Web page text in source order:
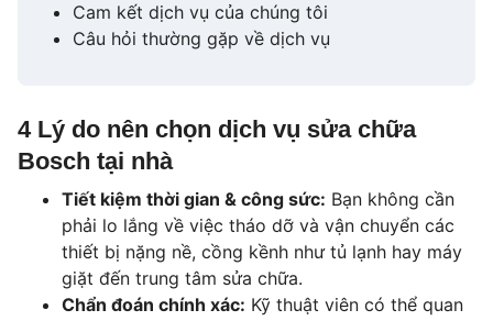
Cam kết dịch vụ của chúng tôi
Câu hỏi thường gặp về dịch vụ
4 Lý do nên chọn dịch vụ sửa chữa
Bosch tại nhà
Tiết kiệm thời gian & công sức: Bạn không cần
phải lo lắng về việc tháo dỡ và vận chuyển các
thiết bị nặng nề, cồng kềnh như tủ lạnh hay máy
giặt đến trung tâm sửa chữa.
Chẩn đoán chính xác: Kỹ thuật viên có thể quan